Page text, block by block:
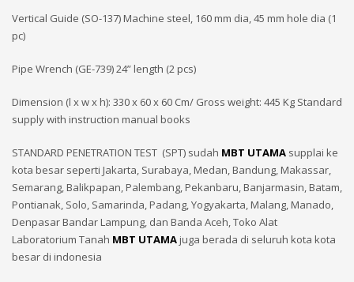
Vertical Guide (SO-137) Machine steel, 160 mm dia, 45 mm hole dia (1
pc)
Pipe Wrench (GE-739) 24” length (2 pcs)
Dimension (l x w x h): 330 x 60 x 60 Cm/ Gross weight: 445 Kg Standard
supply with instruction manual books
STANDARD PENETRATION TEST (SPT) sudah MBT UTAMA supplai ke
kota besar seperti Jakarta, Surabaya, Medan, Bandung, Makassar,
Semarang, Balikpapan, Palembang, Pekanbaru, Banjarmasin, Batam,
Pontianak, Solo, Samarinda, Padang, Yogyakarta, Malang, Manado,
Denpasar Bandar Lampung, dan Banda Aceh, Toko Alat
Laboratorium Tanah MBT UTAMAjuga berada di seluruh kota kota
besar di indonesia